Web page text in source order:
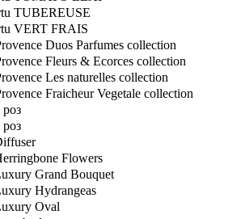
TUBEREUSE
VERT FRAIS
Duos Parfumes collection
Fleurs & Ecorces collection
Les naturelles collection
Fraicheur Vegetale collection
Flowers
Grand Bouquet
Hydrangeas
Oval